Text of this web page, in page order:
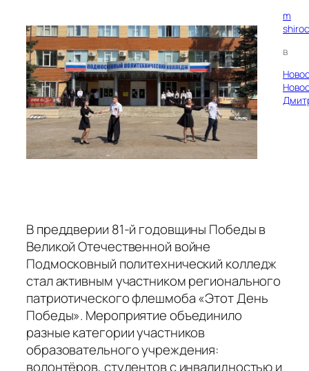
m
в
В преддверии 81-й годовщины Победы в
Великой Отечественной войне
Подмосковный политехнический колледж
стал активным участником регионального
патриотического флешмоба «Этот День
Победы». Мероприятие объединило
разные категории участников
образовательного учреждения:
волонтёров, студентов с инвалидностью и